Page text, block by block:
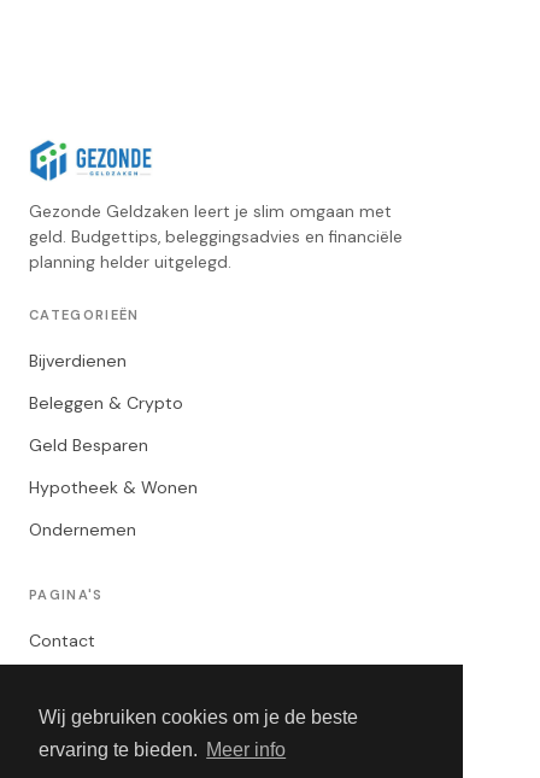
Wij gebruiken cookies om je de beste
ervaring te bieden. Meer info
Gezonde Geldzaken leert je slim omgaan met
geld. Budgettips, beleggingsadvies en financiële
planning helder uitgelegd.
CATEGORIEËN
Bijverdienen
Beleggen & Crypto
Geld Besparen
Hypotheek & Wonen
Ondernemen
PAGINA'S
Contact
Algemene Voorwaarden
Adverteren